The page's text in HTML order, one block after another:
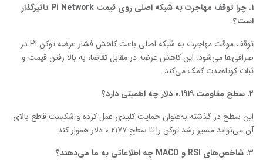
۱. چرا توقف مهاجرت به شبکه اصلی روی قیمت
تاثیرگذار
است؟
توقف موقت مهاجرت به شبکه اصلی باعث کاهش فشار عرضه توکن PI در
صرافی‌ها می‌شود. این کاهش عرضه در مقابل تقاضا، به بالا رفتن قیمت و
ثبات کوتاه‌مدت کمک می‌کند.
۲. سطح مقاومت ۰.۱۹۱۹ دلار چه اهمیتی دارد؟
این سطح در گذشته به‌عنوان حمایت کلیدی عمل کرده و شکست قاطع بالای
آن می‌تواند مسیر رشد توکن را تا سطح ۰.۲۱۷۷ دلار هموار کند.
۳. شاخص‌های و چه اطلاعاتی به ما می‌دهند؟